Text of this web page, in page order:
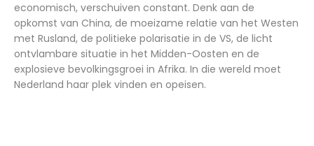
economisch, verschuiven constant. Denk aan de
opkomst van China, de moeizame relatie van het Westen
met Rusland, de politieke polarisatie in de VS, de licht
ontvlambare situatie in het Midden-Oosten en de
explosieve bevolkingsgroei in Afrika. In die wereld moet
Nederland haar plek vinden en opeisen.